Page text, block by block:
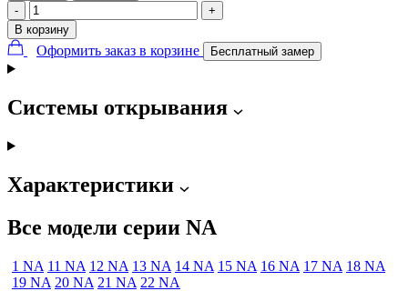
-
+
В корзину
Оформить заказ в корзине Бесплатный замер
Системы открывания
Характеристики
Все модели серии NA
1 NA 11 NA 12 NA 13 NA 14 NA 15 NA 16 NA 17 NA 18 NA
19 NA 20 NA 21 NA 22 NA